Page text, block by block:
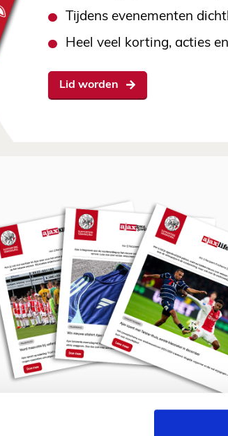
Tijdens evenementen
Heel veel korting, acties
Lid worden
Meld je aan voor de